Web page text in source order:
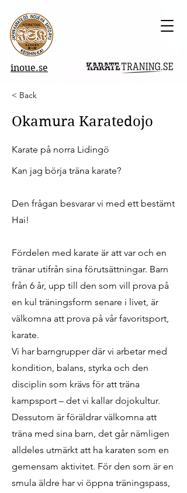
inoue.se
< Back
Okamura Karatedojo
Karate på norra Lidingö
Kan jag börja träna karate?
Den frågan besvarar vi med ett bestämt
Hai!
Fördelen med karate är att var och en
tränar utifrån sina förutsättningar. Barn
från 6 år, upp till den som vill prova på
en kul träningsform senare i livet, är
välkomna att prova på vår favoritsport,
karate.
Vi har barngrupper där vi arbetar med
kondition, balans, styrka och den
disciplin som krävs för att träna
kampsport – det vi kallar dojokultur.
Dessutom är föräldrar välkomna att
träna med sina barn, det går nämligen
alldeles utmärkt att ha karaten som en
gemensam aktivitet. För den som är en
smula äldre har vi öppna träningspass,